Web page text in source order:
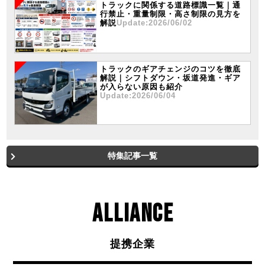
トラックに関係する道路標識一覧｜通
行禁止・重量制限・高さ制限の見方を
解説Update:2026/06/02
トラックのギアチェンジのコツを徹底
解説｜シフトダウン・坂道発進・ギア
が入らない原因も紹介
Update:2026/06/04
特集記事一覧
ALLIANCE
提携企業